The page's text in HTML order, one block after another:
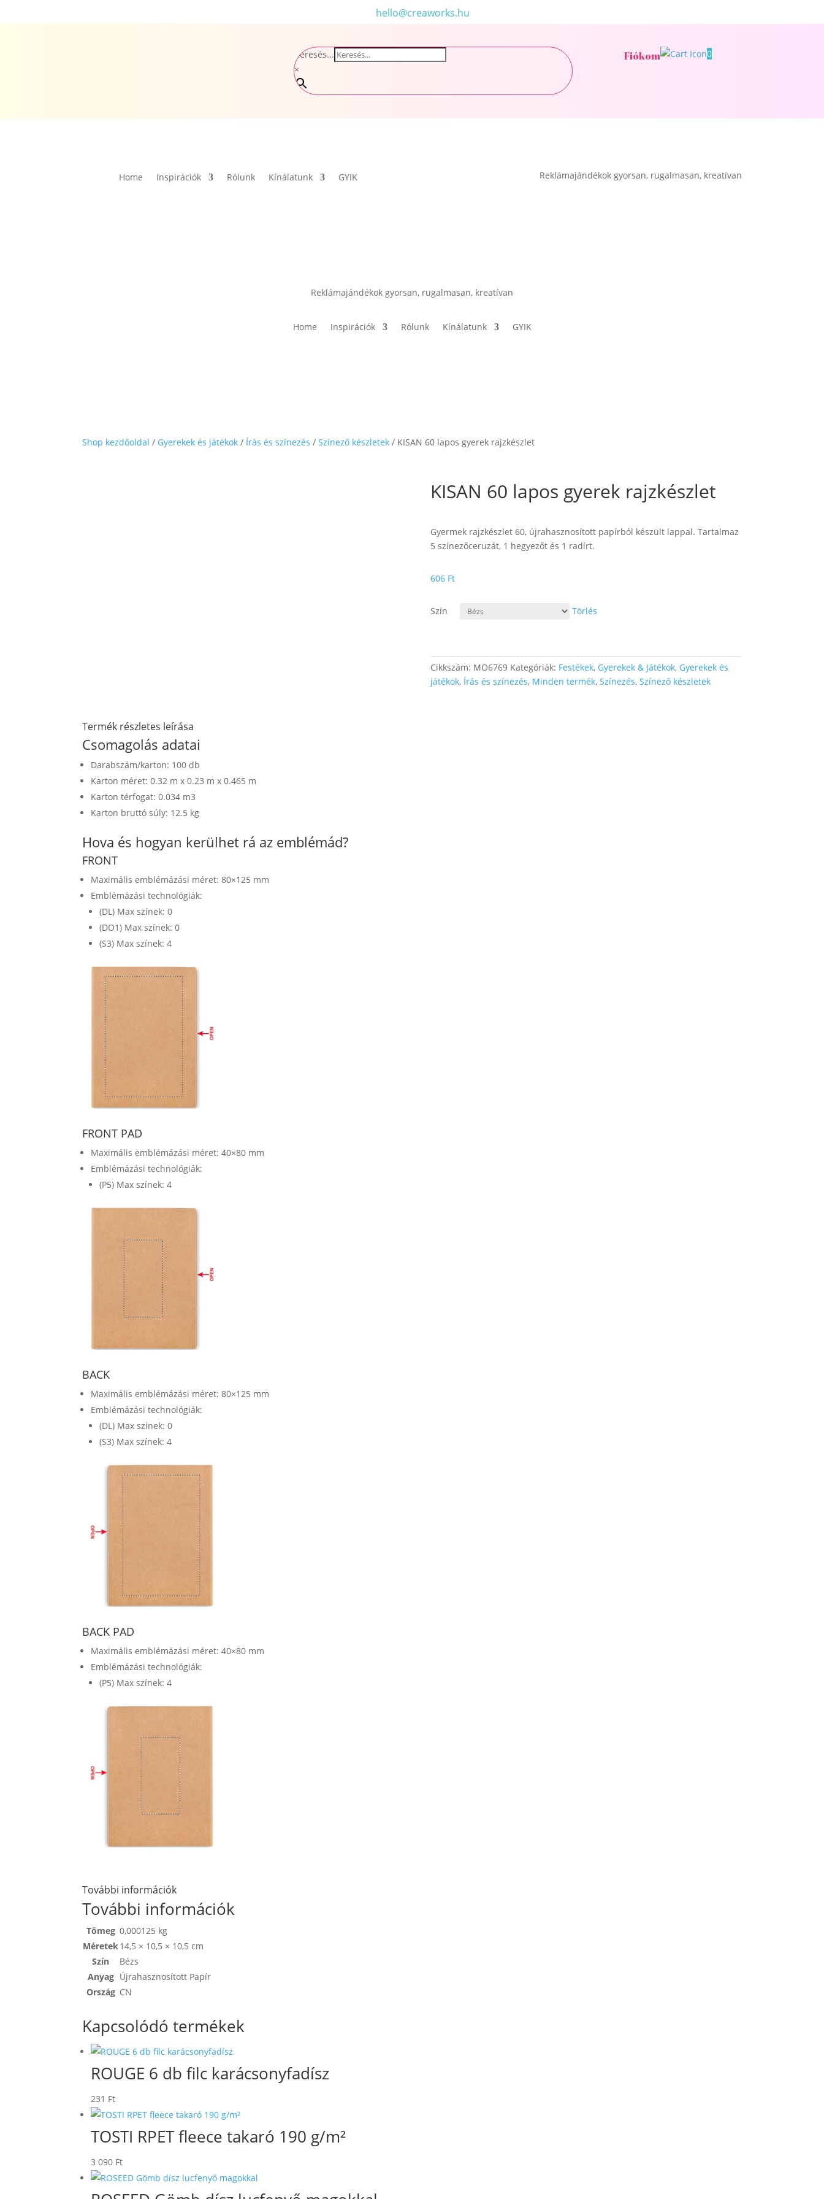
hello@creaworks.hu
Keresés...
×
Fiókom 0
Home Inspirációk Rólunk Kínálatunk GYIK Reklámajándékok gyorsan, rugalmasan, kreatívan
Reklámajándékok gyorsan, rugalmasan, kreatívan
Home Inspirációk Rólunk Kínálatunk GYIK
Shop kezdőoldal / Gyerekek és játékok / Írás és színezés /Színező készletek / KISAN 60 lapos gyerek rajzkészlet
KISAN 60 lapos gyerek rajzkészlet
Gyermek rajzkészlet 60, újrahasznosított papírból készült lappal. Tartalmaz
5 színezőceruzát, 1 hegyezőt és 1 radírt.
606 Ft
Szín Törlés
Cikkszám: MO6769 Kategóriák: Festékek, Gyerekek & Játékok, Gyerekek és
játékok, Írás és színezés, Minden termék, Színezés, Színező készletek
Termék részletes leírása
Csomagolás adatai
Darabszám/karton: 100 db
Karton méret: 0.32 m x 0.23 m x 0.465 m
Karton térfogat: 0.034 m3
Karton bruttó súly: 12.5 kg
Hova és hogyan kerülhet rá az emblémád?
FRONT
Maximális emblémázási méret: 80×125 mm
Emblémázási technológiák:
(DL) Max színek: 0
(DO1) Max színek: 0
(S3) Max színek: 4
FRONT PAD
Maximális emblémázási méret: 40×80 mm
Emblémázási technológiák:
(P5) Max színek: 4
BACK
Maximális emblémázási méret: 80×125 mm
Emblémázási technológiák:
(DL) Max színek: 0
(S3) Max színek: 4
BACK PAD
Maximális emblémázási méret: 40×80 mm
Emblémázási technológiák:
(P5) Max színek: 4
További információk
További információk
Tömeg 0,000125 kg
Méretek14,5 × 10,5 × 10,5 cm
Szín
Bézs
Anyag Újrahasznosított Papír
Ország CN
Kapcsolódó termékek
ROUGE 6 db filc karácsonyfadísz
231 Ft
TOSTI RPET fleece takaró 190 g/m²
3 090 Ft